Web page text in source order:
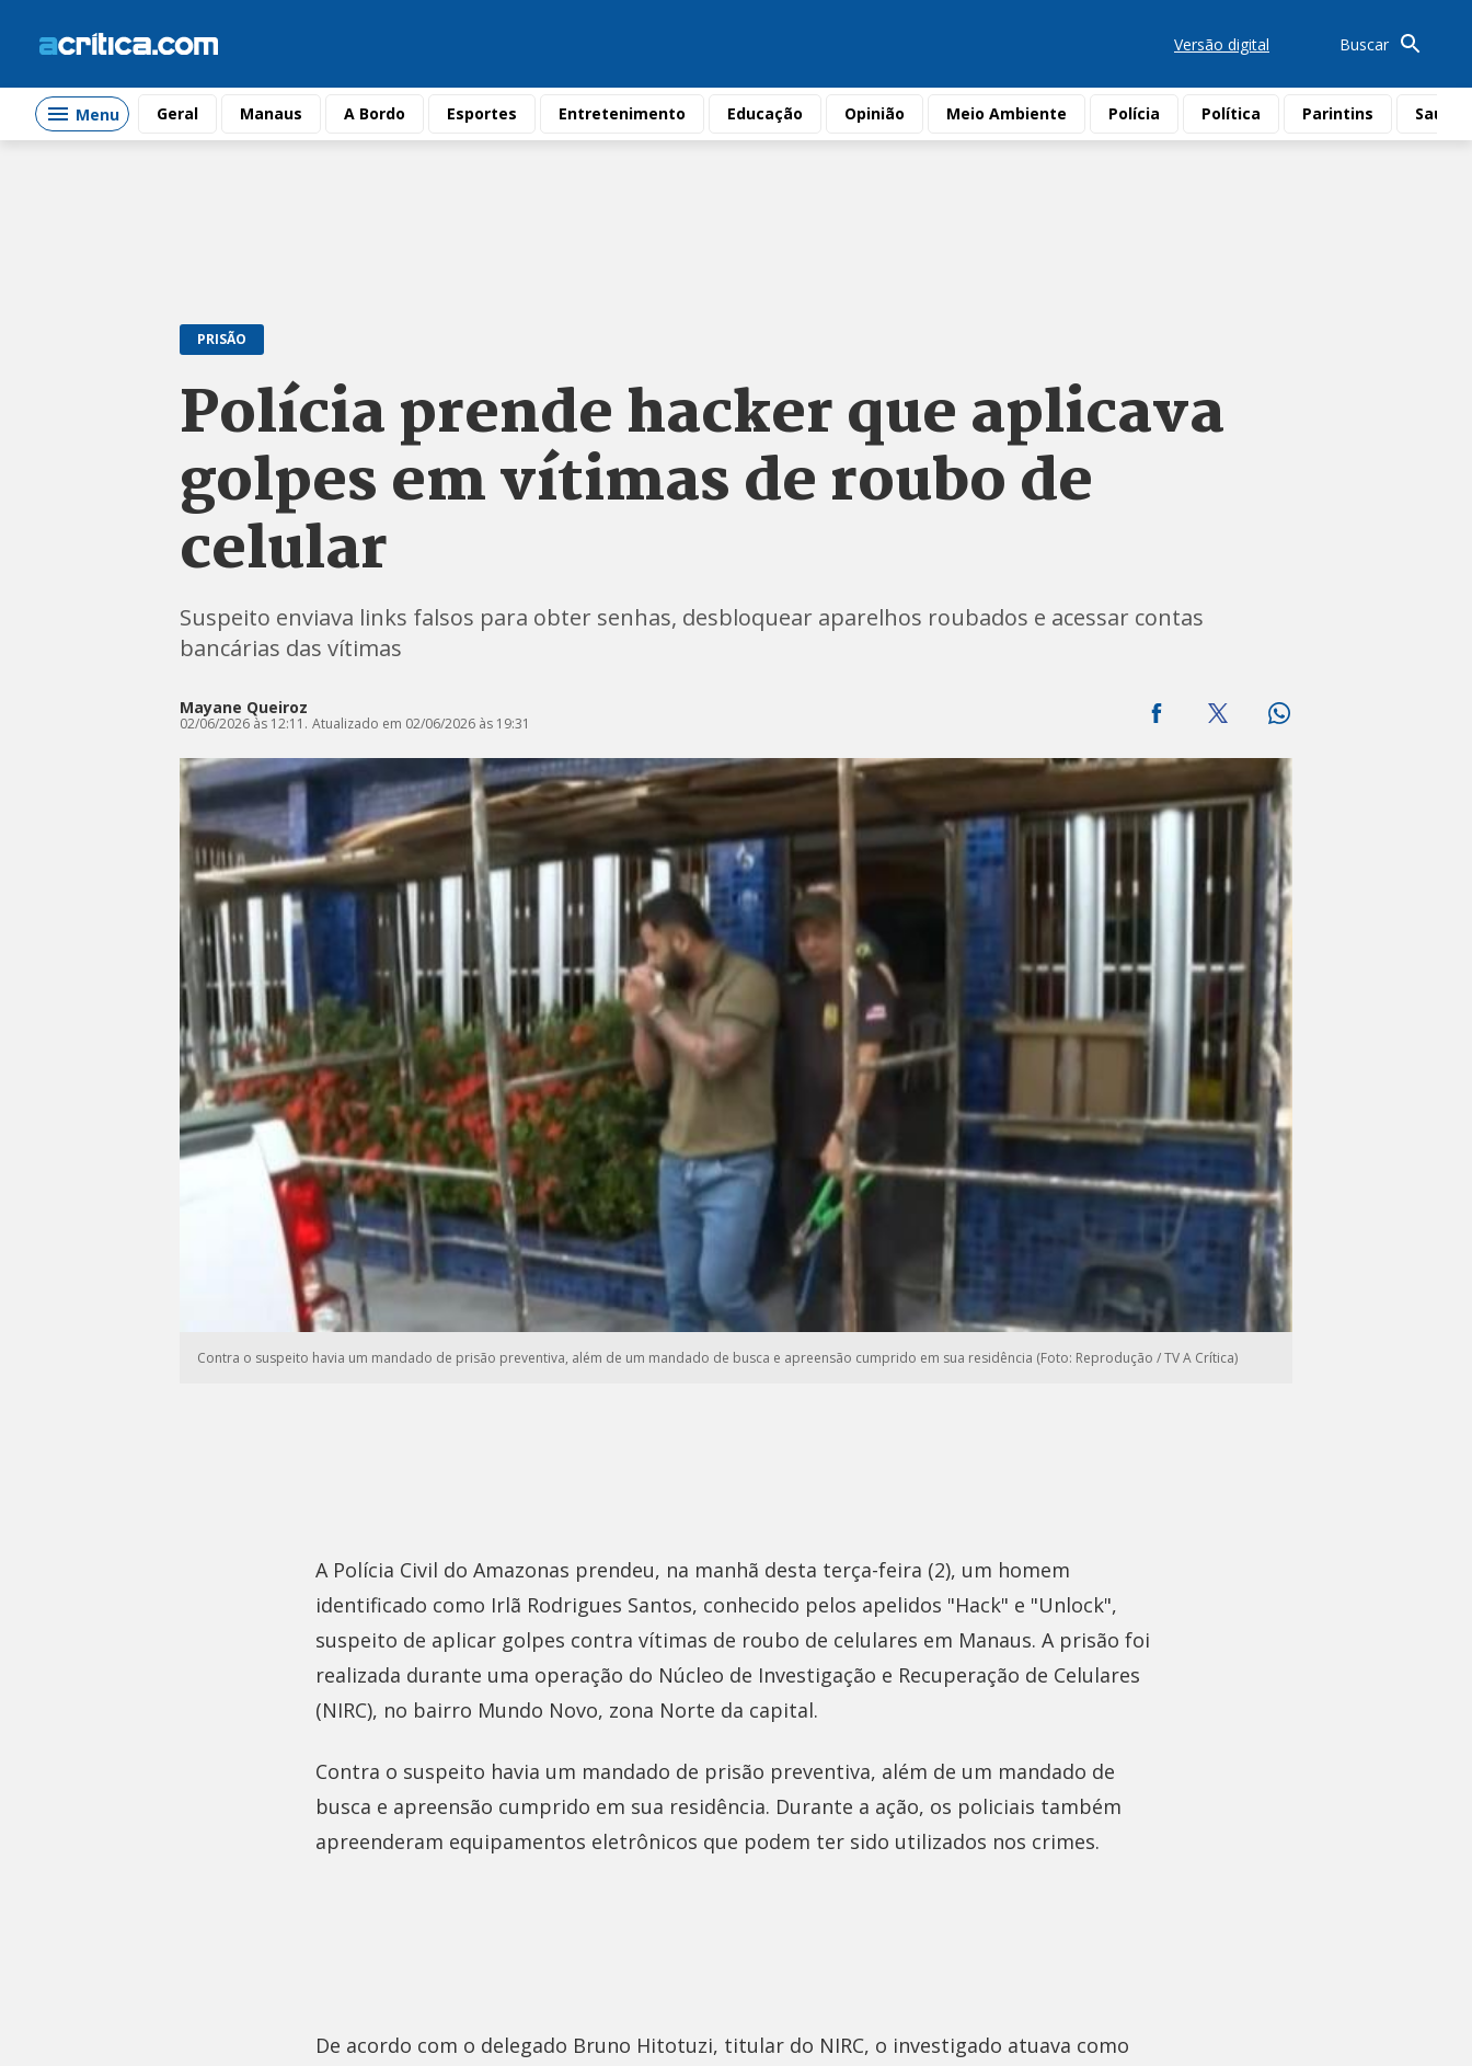
Versão digital Buscar
Menu Geral Manaus A Bordo Esportes Entretenimento Educação Opinião Meio Ambiente Polícia Política Parintins Saúde
PRISÃO
Polícia prende hacker que aplicava
golpes em vítimas de roubo de
celular
Suspeito enviava links falsos para obter senhas, desbloquear aparelhos roubados e acessar contas
bancárias das vítimas
Mayane Queiroz
02/06/2026 às 12:11. Atualizado em 02/06/2026 às 19:31
Contra o suspeito havia um mandado de prisão preventiva, além de um mandado de busca e apreensão cumprido em sua residência (Foto: Reprodução / TV A Crítica)
A Polícia Civil do Amazonas prendeu, na manhã desta terça-feira (2), um homem
identificado como Irlã Rodrigues Santos, conhecido pelos apelidos "Hack" e "Unlock",
suspeito de aplicar golpes contra vítimas de roubo de celulares em Manaus. A prisão foi
realizada durante uma operação do Núcleo de Investigação e Recuperação de Celulares
(NIRC), no bairro Mundo Novo, zona Norte da capital.
Contra o suspeito havia um mandado de prisão preventiva, além de um mandado de
busca e apreensão cumprido em sua residência. Durante a ação, os policiais também
apreenderam equipamentos eletrônicos que podem ter sido utilizados nos crimes.
De acordo com o delegado Bruno Hitotuzi, titular do NIRC, o investigado atuava como